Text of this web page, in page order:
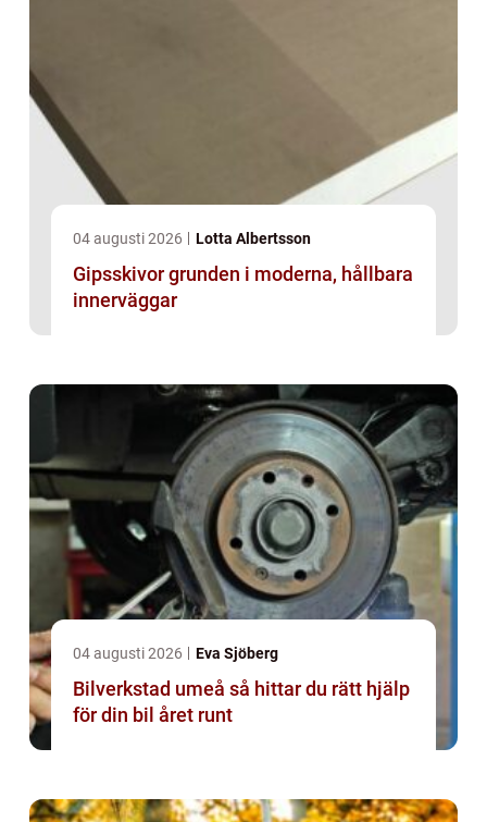
04 augusti 2026 Lotta Albertsson
Gipsskivor grunden i moderna, hållbara
innerväggar
04 augusti 2026 Eva Sjöberg
Bilverkstad umeå så hittar du rätt hjälp
för din bil året runt